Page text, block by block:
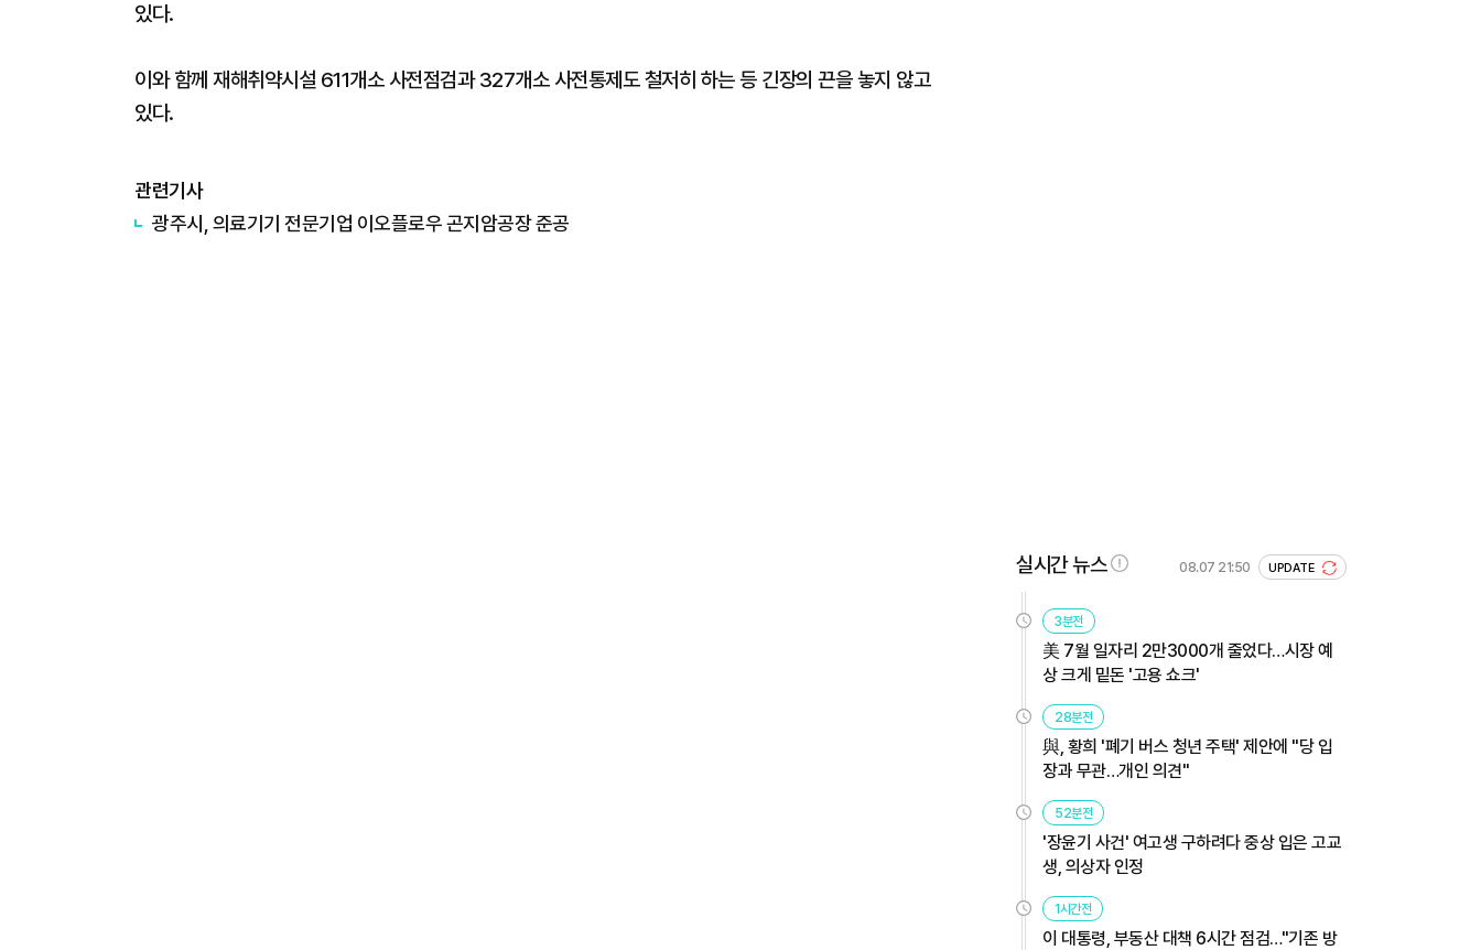
있다.
이와 함께 재해취약시설 611개소 사전점검과 327개소 사전통제도 철저히 하는 등 긴장의 끈을 놓지 않고
있다.
관련기사
광주시, 의료기기 전문기업 이오플로우 곤지암공장 준공
실시간 뉴스 08.07 21:50 UPDATE
3분전
美 7월 일자리 2만3000개 줄었다…시장 예
상 크게 밑돈 '고용 쇼크'
28분전
與, 황희 '폐기 버스 청년 주택' 제안에 "당 입
장과 무관…개인 의견"
52분전
'장윤기 사건' 여고생 구하려다 중상 입은 고교
생, 의상자 인정
1시간전
이 대통령, 부동산 대책 6시간 점검…"기존 방